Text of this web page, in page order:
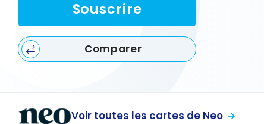
Souscrire
Comparer
Voir toutes les cartes de Neo